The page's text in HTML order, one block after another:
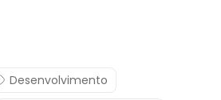
Desenvolvimento